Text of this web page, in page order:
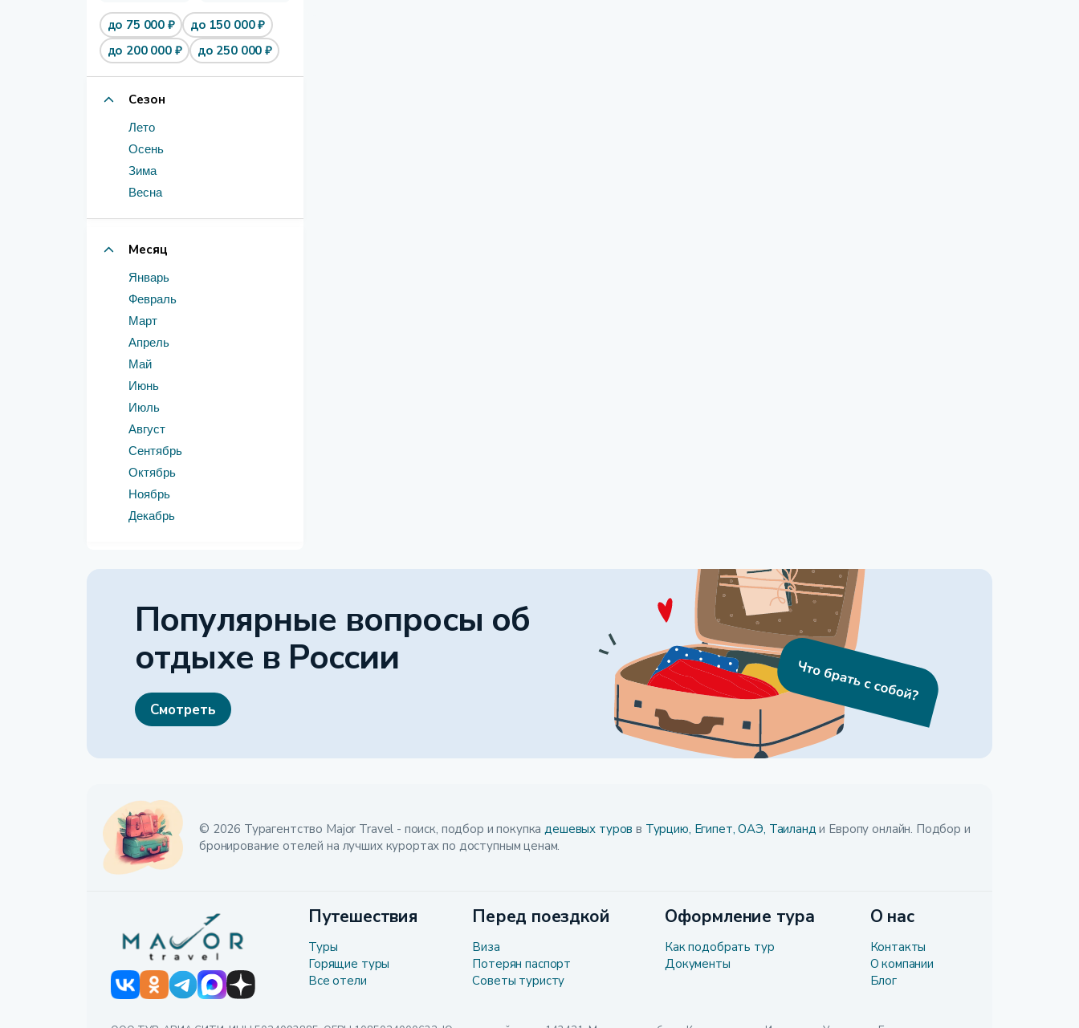
до 75 000 ₽
до 150 000 ₽
до 200 000 ₽
до 250 000 ₽
Сезон
Лето
Осень
Зима
Весна
Месяц
Январь
Февраль
Март
Апрель
Май
Июнь
Июль
Август
Сентябрь
Октябрь
Ноябрь
Декабрь
Популярные вопросы об
отдыхе в России
Смотреть
© 2026 Турагентство Major Travel - поиск, подбор и покупкадешевых туров в Турцию, Египет, ОАЭ, Таиланд и Европу онлайн. Подбор и
бронирование отелей на лучших курортах по доступным ценам.
Путешествия
Туры
Горящие туры
Все отели
Перед поездкой
Виза
Потерян паспорт
Советы туристу
Оформление тура
Как подобрать тур
Документы
О нас
Контакты
О компании
Блог